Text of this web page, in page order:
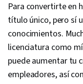
Para convertirte en
título único, pero sí
conocimientos.
licenciatura como
puede aumentar tu
empleadores, así